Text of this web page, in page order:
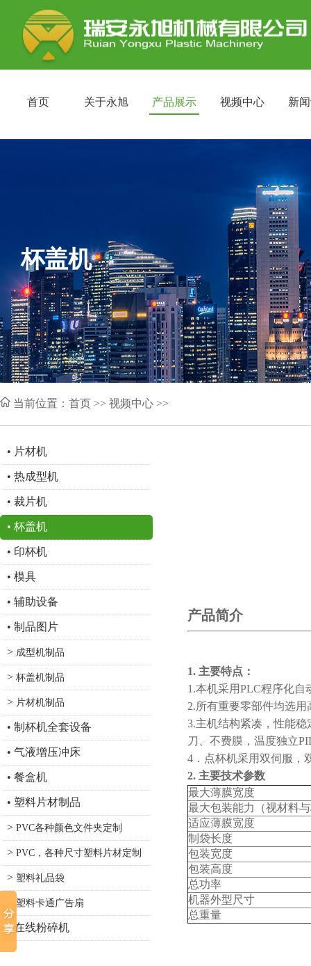
首页 关于永旭 产品展示 视频中心 新
杯盖机
当前位置： 首页 >> 视频中心 >>
• 片材机
• 热成型机
• 裁片机
• 杯盖机
• 印杯机
• 模具
• 辅助设备
• 制品图片
> 成型机制品
> 杯盖机制品
> 片材机制品
• 制杯机全套设备
• 气液增压冲床
• 餐盒机
• 塑料片材制品
> PVC各种颜色文件夹定制
> PVC，各种尺寸塑料片材定制
> 塑料礼品袋
塑料卡通广告扇
•在线粉碎机
产品简介
1. 主要特点：
1.本机采用PLC程序化
2.所有重要零部件均选
3.主机结构紧凑，性能
刀、不费膜，温度独立
4．点杯机采用双伺服，
2. 主要技术参数
最大薄膜宽度
最大包装能力（视材料
适应薄膜宽度
制袋长度
包装宽度
包装高度
总功率
机器外型尺寸
总重量